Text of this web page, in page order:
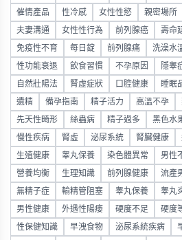
催情產品 性冷感 女性性慾 親密場所
夫妻溝通 女性性行為 前列腺癌 壽命
免疫性不育 每日錠 前列腺痛 洗澡水
性功能衰退 飲食習慣 不孕原因 隱睾
自然壯陽法 腎虛症狀 口腔健康 睡眠
遺精 備孕指南 精子活力 高溫不孕
先天性畸形 絲蟲病 精子過多 黑色水
慢性疾病 腎虛 泌尿系統 腎臟健康
生殖健康 睾丸保養 染色體異常 男性
營養均衡 生理知識 前列腺健康 流產
無精子症 輸精管阻塞 睾丸保養 睾丸
男性健康 外遇性陽痿 硬度不足 硬度
性保健知識 早洩食物 泌尿系統疾病